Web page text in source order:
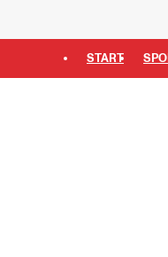
START